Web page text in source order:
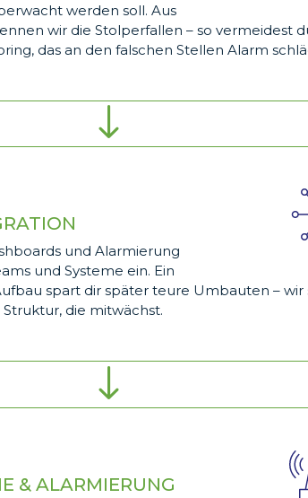
werden soll. Aus
wir die Stolperfallen – so vermeidest
das an den falschen Stellen Alarm
"
und Alarmierung
und Systeme ein. Ein
spart dir später teure Umbauten – wir
die mitwächst.
"
& ALARMIERUNG